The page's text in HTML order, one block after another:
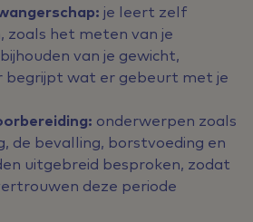
je leert zelf
zoals het meten van je
van je gewicht,
begrijpt wat er gebeurt met je
onderwerpen zoals
de bevalling, borstvoeding en
uitgebreid besproken, zodat
deze periode